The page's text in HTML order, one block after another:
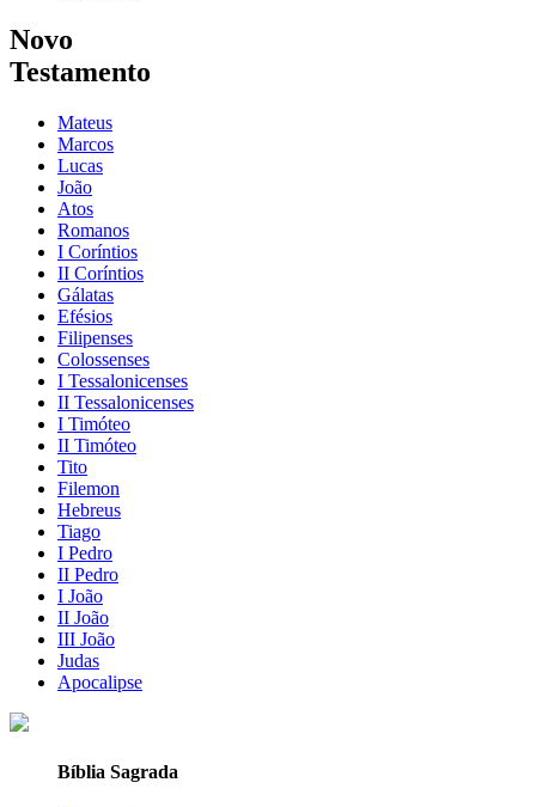
Novo
Testamento
Mateus
Marcos
Lucas
João
Atos
Romanos
I Coríntios
II Coríntios
Gálatas
Efésios
Filipenses
Colossenses
I Tessalonicenses
II Tessalonicenses
I Timóteo
II Timóteo
Tito
Filemon
Hebreus
Tiago
I Pedro
II Pedro
I João
II João
III João
Judas
Apocalipse
Bíblia Sagrada